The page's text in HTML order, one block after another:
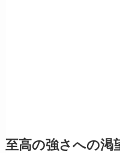
至高の強さへの渇